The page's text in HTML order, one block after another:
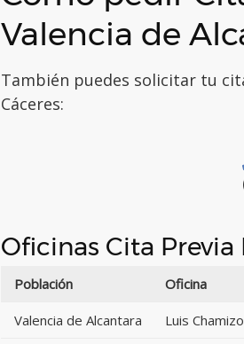
Valencia de
También puedes solicitar tu
Cáceres:
Oficinas Cita
Población Oficina
Valencia de Alcantara Luis